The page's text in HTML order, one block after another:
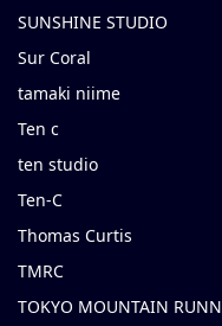
SUNSHINE STUDIO
Sur Coral
tamaki niime
Ten c
ten studio
Ten-C
Thomas Curtis
TMRC
TOKYO MOUNTAIN